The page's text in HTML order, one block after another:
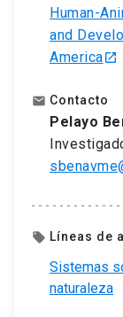
Human-
and
Americalaunch
email Contacto
Pelayo
local_offer Líneas de
Sistemas
naturaleza